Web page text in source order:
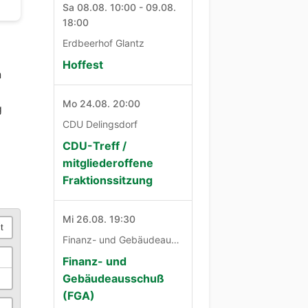
Sa 08.08. 10:00 - 09.08.
18:00
Erdbeerhof Glantz
Hoffest
Mo 24.08. 20:00
CDU Delingsdorf
CDU-Treff /
mitgliederoffene
Fraktionssitzung
Mi 26.08. 19:30
Finanz- und Gebäudeausschuß
Finanz- und
Gebäudeausschuß
(FGA)